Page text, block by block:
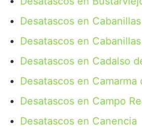
Desatascos en
Desatascos en
Desatascos en Cadalso
Desatascos en Camarma
Desatascos en Campo
Desatascos en Canencia